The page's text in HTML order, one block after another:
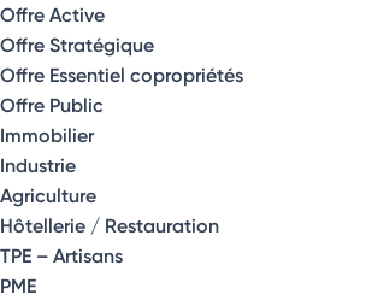
Offre Active
Offre Stratégique
Offre Essentiel copropriétés
Offre Public
Immobilier
Industrie
Agriculture
Hôtellerie / Restauration
TPE – Artisans
PME